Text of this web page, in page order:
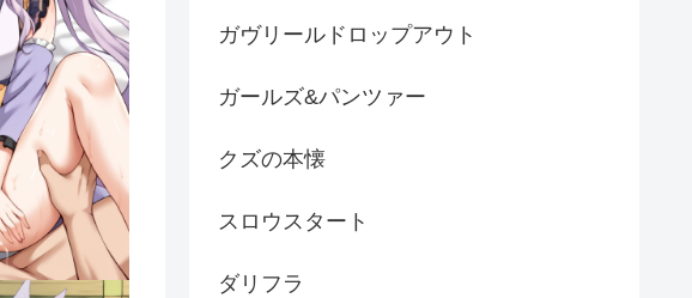
ガヴリールドロップアウト
ガールズ&パンツァー
クズの本懐
スロウスタート
ダリフラ